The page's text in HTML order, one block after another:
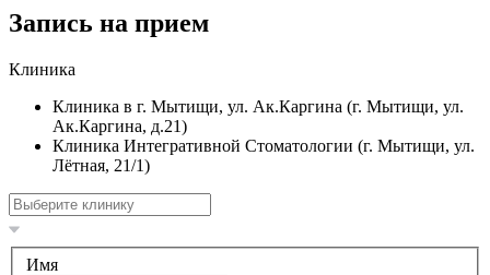
Запись на прием
Клиника
Клиника в г. Мытищи, ул. Ак.Каргина (г. Мытищи, ул.
Ак.Каргина, д.21)
Клиника Интегративной Стоматологии (г. Мытищи, ул.
Лëтная, 21/1)
Имя